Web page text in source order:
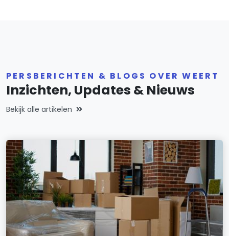
PERSBERICHTEN & BLOGS OVER WEERT
Inzichten, Updates & Nieuws
Bekijk alle artikelen